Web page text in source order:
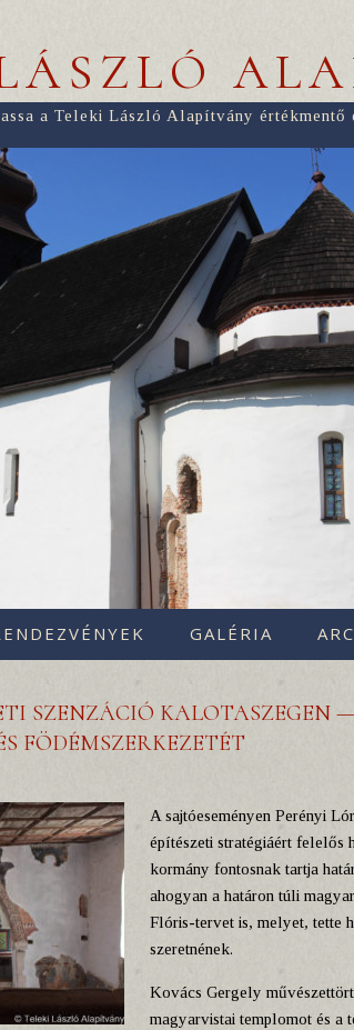
a Teleki László Alapítvány értékmentő
GALÉRIA
SZENZÁCIÓ KALOTASZEGEN
FÖDÉMSZERKEZETÉT
A sajtóeseményen Perényi
építészeti stratégiáért felelős
kormány fontosnak tartja
ahogyan a határon túli
Flóris-tervet is, melyet, tette
szeretnének.
Kovács Gergely
magyarvistai templomot és a